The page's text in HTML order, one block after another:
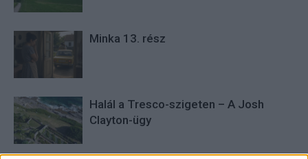
Minka 13. rész
Halál a Tresco-szigeten – A Josh
Clayton-ügy